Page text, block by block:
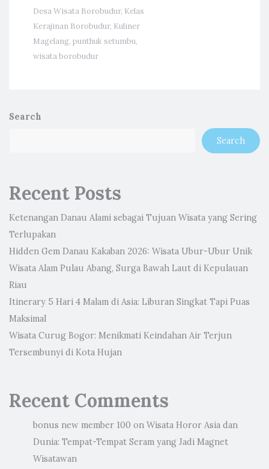
Desa Wisata Borobudur, Kelas
Kerajinan Borobudur, Kuliner
Magelang, punthuk setumbu,
wisata borobudur
Search
Search
Recent Posts
Ketenangan Danau Alami sebagai Tujuan Wisata yang Sering
Terlupakan
Hidden Gem Danau Kakaban 2026: Wisata Ubur-Ubur Unik
Wisata Alam Pulau Abang, Surga Bawah Laut di Kepulauan
Riau
Itinerary 5 Hari 4 Malam di Asia: Liburan Singkat Tapi Puas
Maksimal
Wisata Curug Bogor: Menikmati Keindahan Air Terjun
Tersembunyi di Kota Hujan
Recent Comments
bonus new member 100 on Wisata Horor Asia dan
Dunia: Tempat-Tempat Seram yang Jadi Magnet
Wisatawan